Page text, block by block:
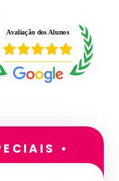
•